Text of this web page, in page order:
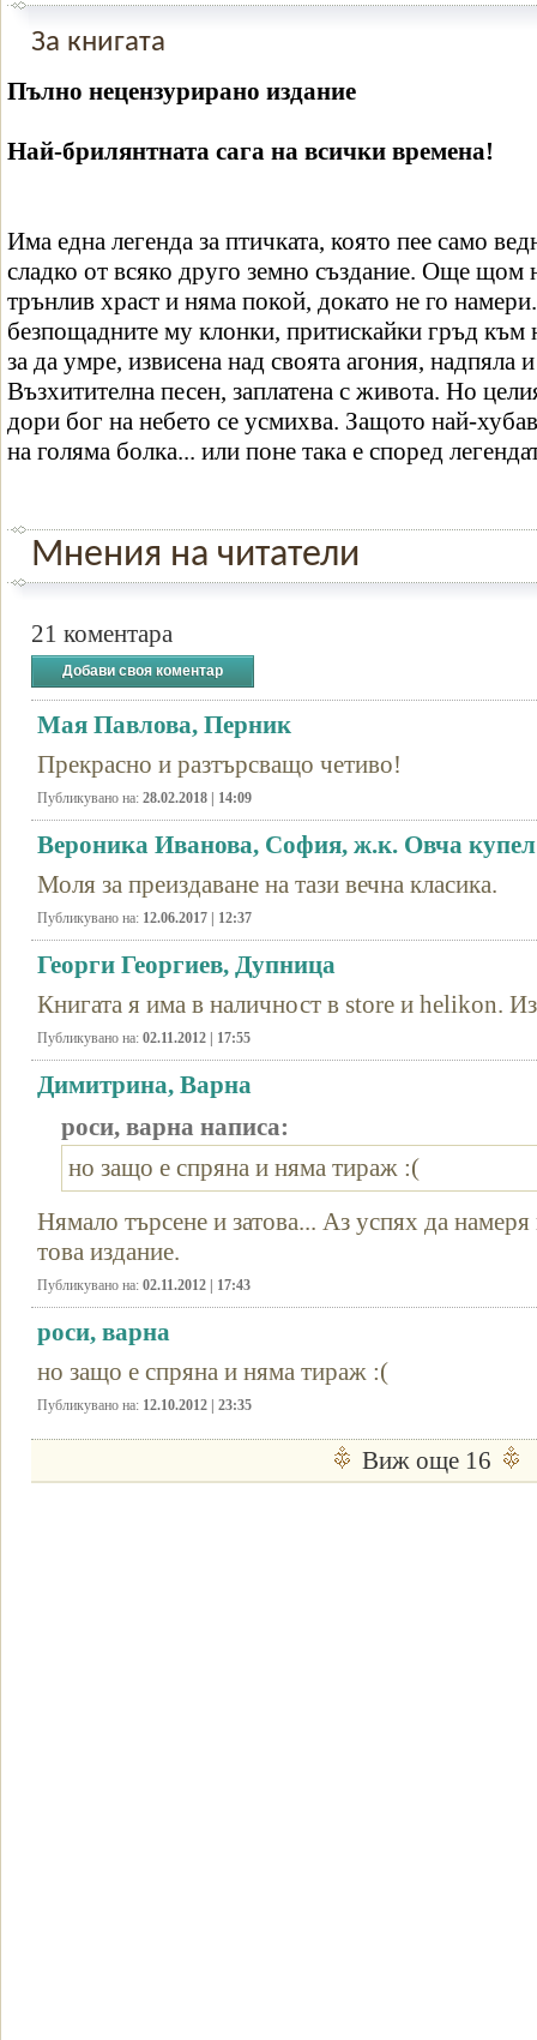
За книгата
Пълно нецензурирано издание
Най-брилянтната сага на всички времена!
Има една легенда за птичката, която пее само
сладко от всяко друго земно създание. Още щом
трънлив храст и няма покой, докато не го
безпощадните му клонки, притискайки гръд
за да умре, извисена над своята агония, надпяла
Възхитителна песен, заплатена с живота. Но
дори бог на небето се усмихва. Защото най-
на голяма болка... или поне така е според
Мнения на читатели
21 коментара
Добави своя коментар
Мая Павлова, Перник
Прекрасно и разтърсващо четиво!
Публикувано на: 28.02.2018 | 14:09
Вероника Иванова, София, ж.к. Овча купел
Моля за преиздаване на тази вечна класика.
Публикувано на: 12.06.2017 | 12:37
Георги Георгиев, Дупница
Книгата я има в наличност в store и helikon.
Публикувано на: 02.11.2012 | 17:55
Димитрина, Варна
роси, варна написа:
но защо е спряна и няма тираж :(
Нямало търсене и затова... Аз успях да намеря
това издание.
Публикувано на: 02.11.2012 | 17:43
роси, варна
но защо е спряна и няма тираж :(
Публикувано на: 12.10.2012 | 23:35
Виж още 16